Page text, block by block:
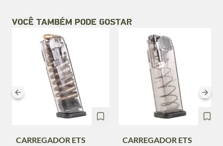
VOCÊ TAMBÉM PODE GOSTAR
CARREGADOR ETS
CARREGADOR ETS